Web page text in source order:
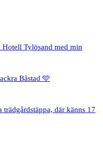
Tylösand med min
Båstad 🩵
där känns 17